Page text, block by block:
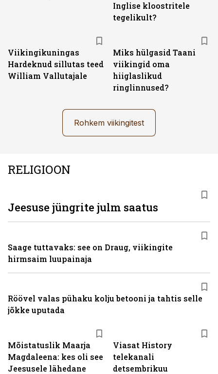
Inglise kloostritele
tegelikult?
Viikingikuningas
Hardeknud sillutas teed
William Vallutajale
Miks hülgasid Taani
viikingid oma
hiiglaslikud
ringlinnused?
Rohkem viikingitest
RELIGIOON
Mõistatuslik Maarja
Magdaleena: kes oli see
Jeesusele lähedane
Viasat History
telekanali
detsembrikuu
Jeesuse jüngrite julm saatus
Saage tuttavaks: see on Draug, viikingite
hirmsaim luupainaja
Röövel valas pühaku kolju betooni ja tahtis selle
jõkke uputada